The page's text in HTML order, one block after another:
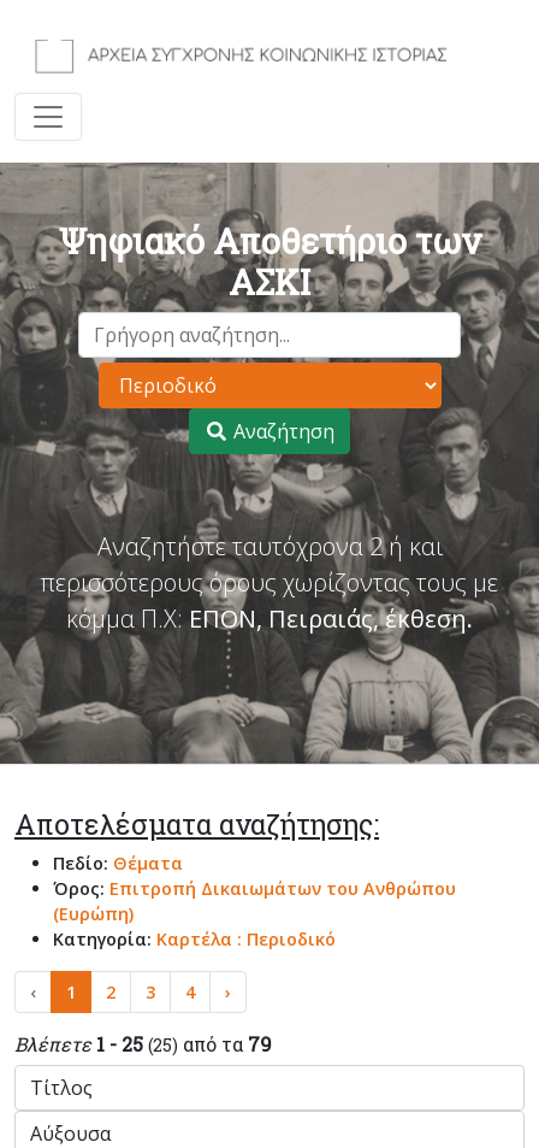
Ψηφιακό Αποθετήριο των
ΑΣΚΙ
Αναζήτηση
Αναζητήστε ταυτόχρονα 2 ή και
περισσότερους όρους χωρίζοντας τους με
κόμμα Π.Χ: ΕΠΟΝ, Πειραιάς, έκθεση.
Αποτελέσματα αναζήτησης:
Πεδίο: Θέματα
Όρος: Επιτροπή Δικαιωμάτων του Ανθρώπου
(Ευρώπη)
Κατηγορία: Καρτέλα : Περιοδικό
‹ 1 2 3 4 ›
Βλέπετε 1 - 25 (25) από τα 79